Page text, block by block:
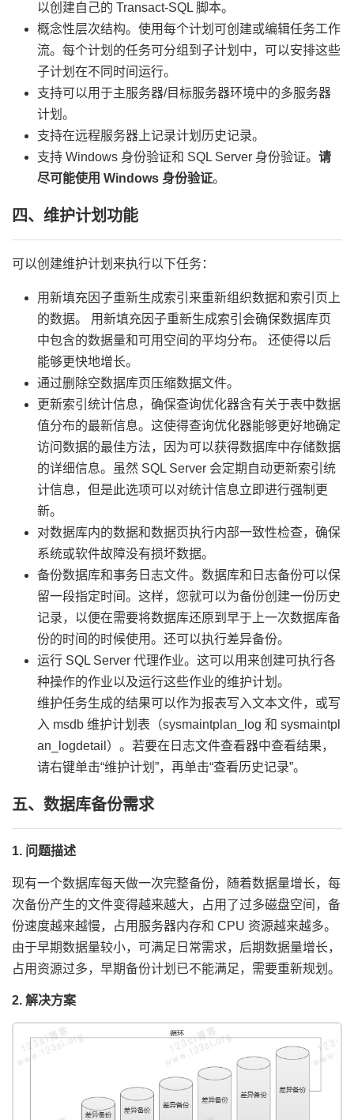
以创建自己的 Transact-SQL 脚本。
概念性层次结构。使用每个计划可创建或编辑任务工作
流。每个计划的任务可分组到子计划中，可以安排这些
子计划在不同时间运行。
支持可以用于主服务器/目标服务器环境中的多服务器
计划。
支持在远程服务器上记录计划历史记录。
支持 Windows 身份验证和 SQL Server 身份验证。 请
尽可能使用 Windows 身份验证。
四、维护计划功能
可以创建维护计划来执行以下任务：
用新填充因子重新生成索引来重新组织数据和索引页上
的数据。 用新填充因子重新生成索引会确保数据库页
中包含的数据量和可用空间的平均分布。 还使得以后
能够更快地增长。
通过删除空数据库页压缩数据文件。
更新索引统计信息，确保查询优化器含有关于表中数据
值分布的最新信息。这使得查询优化器能够更好地确定
访问数据的最佳方法，因为可以获得数据库中存储数据
的详细信息。虽然 SQL Server 会定期自动更新索引统
计信息，但是此选项可以对统计信息立即进行强制更
新。
对数据库内的数据和数据页执行内部一致性检查，确保
系统或软件故障没有损坏数据。
备份数据库和事务日志文件。数据库和日志备份可以保
留一段指定时间。这样，您就可以为备份创建一份历史
记录，以便在需要将数据库还原到早于上一次数据库备
份的时间的时候使用。还可以执行差异备份。
运行 SQL Server 代理作业。这可以用来创建可执行各
种操作的作业以及运行这些作业的维护计划。
维护任务生成的结果可以作为报表写入文本文件，或写
入 msdb 维护计划表（sysmaintplan_log 和 sysmaintpl
an_logdetail）。若要在日志文件查看器中查看结果，
请右键单击“维护计划”，再单击“查看历史记录”。
五、数据库备份需求
1. 问题描述
现有一个数据库每天做一次完整备份，随着数据量增长，每
次备份产生的文件变得越来越大，占用了过多磁盘空间，备
份速度越来越慢，占用服务器内存和 CPU 资源越来越多。
由于早期数据量较小，可满足日常需求，后期数据量增长，
占用资源过多，早期备份计划已不能满足，需要重新规划。
2. 解决方案